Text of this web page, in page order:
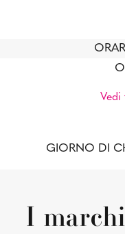
Vedi
GIORNO DI
I